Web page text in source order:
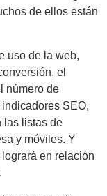
de ellos están
uso de la web,
el
número de
SEO,
las listas de
y móviles. Y
en relación